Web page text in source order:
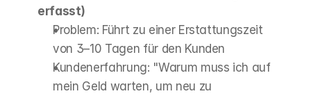
erfasst)
Problem: Führt zu einer Erstattungszeit
von 3–10 Tagen für den Kunden
Kundenerfahrung: "Warum muss ich auf
mein Geld warten, um neu zu